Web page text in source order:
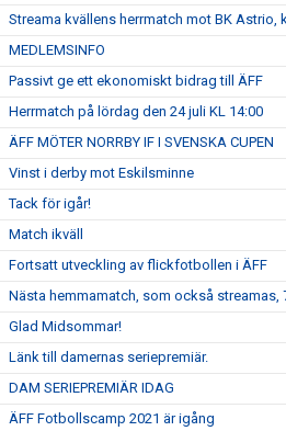
Streama kvällens herrmatch mot BK Astrio,
MEDLEMSINFO
Passivt ge ett ekonomiskt bidrag till ÄFF
Herrmatch på lördag den 24 juli KL 14:00
ÄFF MÖTER NORRBY IF I SVENSKA CUPEN
Vinst i derby mot Eskilsminne
Tack för igår!
Match ikväll
Fortsatt utveckling av flickfotbollen i ÄFF
Nästa hemmamatch, som också streamas,
Glad Midsommar!
Länk till damernas seriepremiär.
DAM SERIEPREMIÄR IDAG
ÄFF Fotbollscamp 2021 är igång